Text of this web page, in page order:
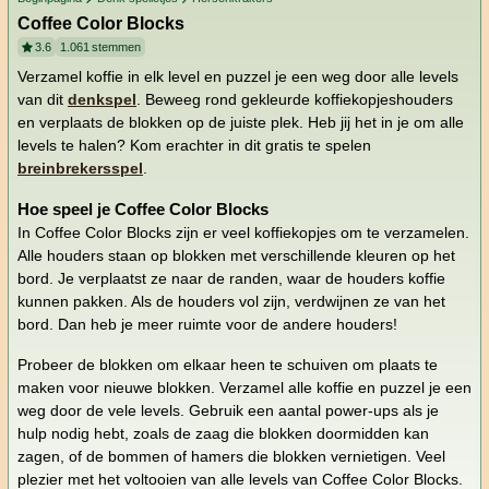
Coffee Color Blocks
3.6 1.061stemmen
Verzamel koffie in elk level en puzzel je een weg door alle levels
van dit denkspel. Beweeg rond gekleurde koffiekopjeshouders
en verplaats de blokken op de juiste plek. Heb jij het in je om alle
levels te halen? Kom erachter in dit gratis te spelen
breinbrekersspel.
Hoe speel je Coffee Color Blocks
In Coffee Color Blocks zijn er veel koffiekopjes om te verzamelen.
Alle houders staan op blokken met verschillende kleuren op het
bord. Je verplaatst ze naar de randen, waar de houders koffie
kunnen pakken. Als de houders vol zijn, verdwijnen ze van het
bord. Dan heb je meer ruimte voor de andere houders!
Probeer de blokken om elkaar heen te schuiven om plaats te
maken voor nieuwe blokken. Verzamel alle koffie en puzzel je een
weg door de vele levels. Gebruik een aantal power-ups als je
hulp nodig hebt, zoals de zaag die blokken doormidden kan
zagen, of de bommen of hamers die blokken vernietigen. Veel
plezier met het voltooien van alle levels van Coffee Color Blocks.